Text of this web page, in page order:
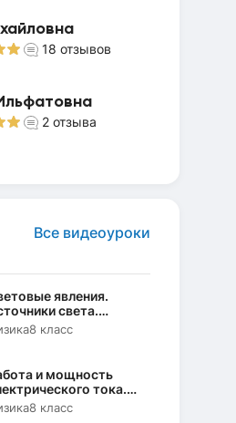
18 отзывов
2 отзыва
Все видеоуроки
явления.
света.
света
8 класс
и мощность
тока.
тока
8 класс